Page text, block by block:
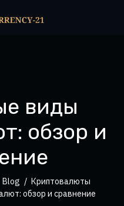
виды
обзор и
Blog
Криптовалюты
обзор и сравнение